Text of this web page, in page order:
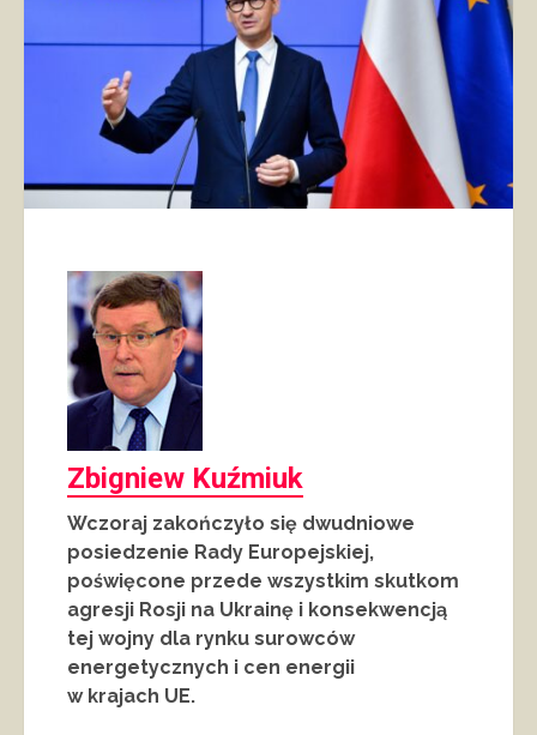
Zbigniew Kuźmiuk
Wczoraj zakończyło się dwudniowe
posiedzenie Rady Europejskiej,
poświęcone przede wszystkim skutkom
agresji Rosji na Ukrainę i konsekwencją
tej wojny dla rynku surowców
energetycznych i cen energii
w krajach UE.